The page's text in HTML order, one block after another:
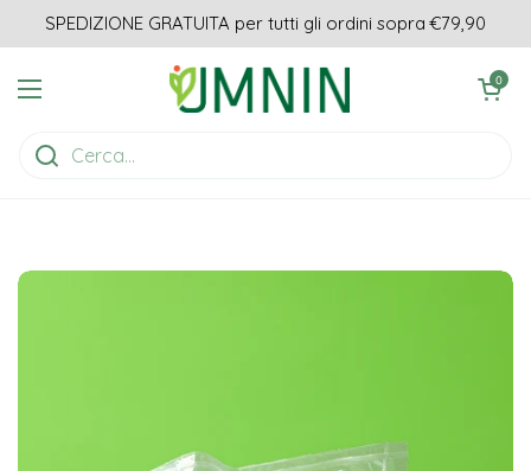
Passa ai contenuti
SPEDIZIONE GRATUITA per tutti gli ordini sopra €79,90
Apri menu
Apri carrello
0